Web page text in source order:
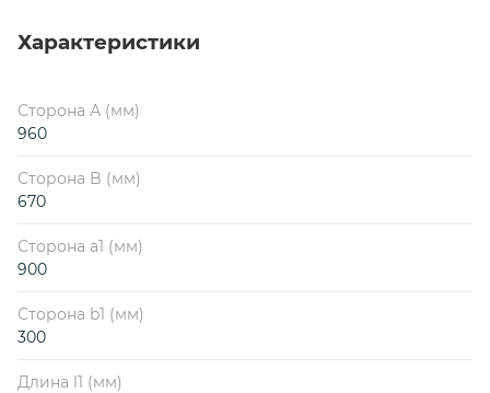
Характеристики
Сторона А (мм)
960
Сторона B (мм)
670
Сторона a1 (мм)
900
Сторона b1 (мм)
300
Длина l1 (мм)